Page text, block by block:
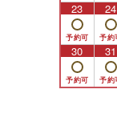
23 24
30 31